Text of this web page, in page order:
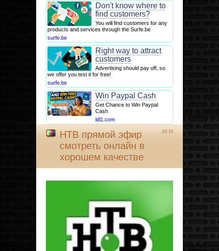
Don't know where to
find customers?
You will find customers for any
products and services through the Surfe.be
surfe.be
Right way to attract
customers
Advertising should pay off, so
we offer you test it for free!
surfe.be
Win Paypal Cash
Get Chance to Win Paypal
Cash
ldl1.com
18:19
НТВ прямой эфир
смотреть онлайн в
хорошем качестве